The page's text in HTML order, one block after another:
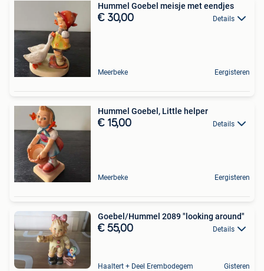
Hummel Goebel meisje met eendjes
€ 30,00 Details
Meerbeke Eergisteren
Hummel Goebel, Little helper
€ 15,00 Details
Meerbeke Eergisteren
Goebel/Hummel 2089 "looking around"
€ 55,00 Details
Haaltert + Deel Erembodegem Gisteren